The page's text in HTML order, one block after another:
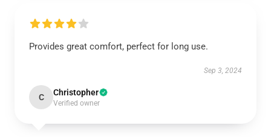
Provides great comfort, perfect for long use.
Sep 3, 2024
C Christopher
Verified owner